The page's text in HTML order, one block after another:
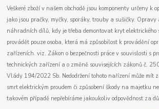
Veškeré zboží v našem obchodě jsou komponenty určeny k
jako jsou pračky, myčky, sporáky, trouby a sušičky.
náhradních dílů, kdy je třeba demontovat kryt elektrického
provádět pouze osoba, která má způsobilost k provádění
zařízeních. viz. Zákon o bezpečnosti práce v souvislosti s
technických zařízení a o změně souvisejících zákonů č.
Vlády 194/2022 Sb. Nedodržení tohoto nařízení může mít
smrt elektrickým proudem či způsobení škody na majetku
takovém případě nepřebíráme jakoukoliv odpovědnost za